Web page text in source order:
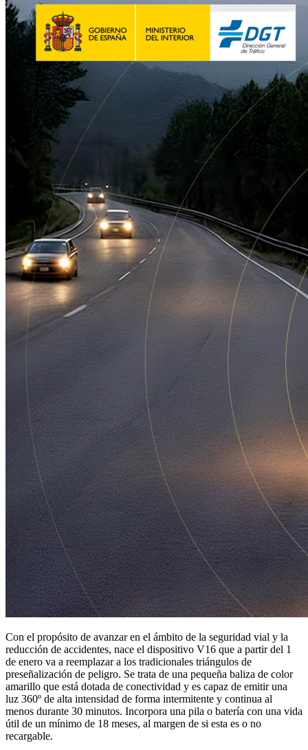
Con el propósito de avanzar en el ámbito de la seguridad vial y la
reducción de accidentes, nace el dispositivo V16 que a partir del 1
de enero va a reemplazar a los tradicionales triángulos de
preseñalización de peligro. Se trata de una pequeña baliza de color
amarillo que está dotada de conectividad y es capaz de emitir una
luz 360º de alta intensidad de forma intermitente y continua al
menos durante 30 minutos. Incorpora una pila o batería con una vida
útil de un mínimo de 18 meses, al margen de si esta es o no
recargable.